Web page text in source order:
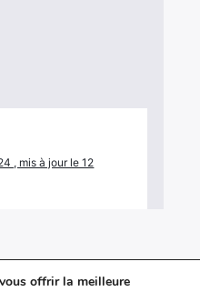
, mis à jour le 12
offrir la meilleure